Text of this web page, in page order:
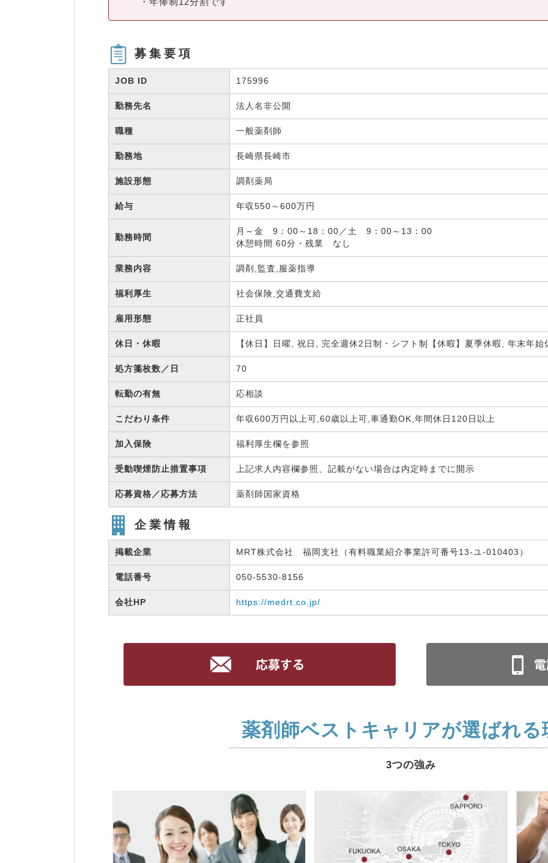
募集要項
JOB ID 175996
勤務先名 法人名非公開
職種 一般薬剤師
勤務地 長崎県長崎市
施設形態 調剤薬局
給与 年収550～600万円
勤務時間
月～金 9：00～18：00／土 9：00～13：00
休憩時間 60分・残業 なし
業務内容 調剤,監査,服薬指導
福利厚生 社会保険,交通費支給
雇用形態 正社員
休日・休暇 【休日】日曜, 祝日, 完全週休2日制・シフト制【休暇】夏季休暇, 年末年
処方箋枚数／日 70
転勤の有無 応相談
こだわり条件 年収600万円以上可,60歳以上可,車通勤OK,年間休日120日以上
加入保険 福利厚生欄を参照
受動喫煙防止措置事項 上記求人内容欄参照、記載がない場合は内定時までに開示
応募資格／応募方法 薬剤師国家資格
企業情報
掲載企業 MRT株式会社 福岡支社（有料職業紹介事業許可番号13-ユ-010403）
電話番号 050-5530-8156
会社HP https://medrt.co.jp/
薬剤師ベストキャリアが選ばれる
3つの強み